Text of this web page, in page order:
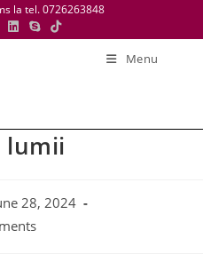
la tel. 0726263848
Menu
lumii
28, 2024